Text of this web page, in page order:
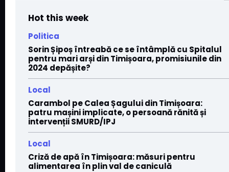
Hot this week
Politica
Sorin Șipoș întreabă ce se întâmplă cu Spitalul
pentru mari arși din Timișoara, promisiunile din
2024 depășite?
Local
Carambol pe Calea Șagului din Timișoara:
patru mașini implicate, o persoană rănită și
intervenții SMURD/IPJ
Local
Criză de apă în Timișoara: măsuri pentru
alimentarea în plin val de caniculă